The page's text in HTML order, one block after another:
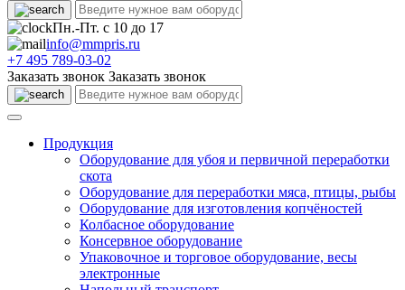
Пн.-Пт. с 10 до 17
info@mmpris.ru
+7 495 789-03-02
Заказать звонок Заказать звонок
Продукция
Оборудование для убоя и первичной переработки
скота
Оборудование для переработки мяса, птицы, рыбы
Оборудование для изготовления копчёностей
Колбасное оборудование
Консервное оборудование
Упаковочное и торговое оборудование, весы
электронные